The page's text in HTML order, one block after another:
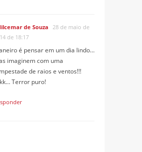
de Souza
28 de maio de
de 18:17
é pensar em um dia lindo…
imaginem com uma
de raios e ventos!!!
Terror puro!